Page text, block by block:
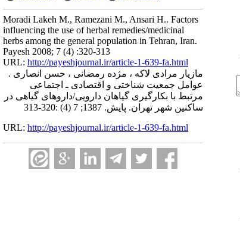
Moradi Lakeh M., Ramezani M., Ansari H.. Factors
influencing the use of herbal remedies/medicinal
herbs among the general population in Tehran, Iran.
Payesh 2008; 7 (4) :320-313
URL: http://payeshjournal.ir/article-1-639-fa.html
مازیار مرادی لاکه ، مژده رمضانی ، حسن انصاری .
عوامل جمعیت شناختی و اقتصادی ـ اجتماعی
مرتبط با بکارگیری گیاهان دارویی/داروهای گیاهی در
ساکنین شهر تهران. پایش. 1387; 7 (4) :320-313
URL: http://payeshjournal.ir/article-1-639-fa.html